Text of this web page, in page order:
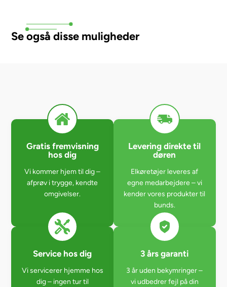
Se også disse muligheder
Gratis fremvisning
hos dig
Vi kommer hjem til dig –
afprøv i trygge, kendte
omgivelser.
Levering direkte til
døren
Elkøretøjer leveres af
egne medarbejdere – vi
kender vores produkter til
bunds.
Service hos dig
Vi servicerer hjemme hos
dig – ingen tur til
3 års garanti
3 år uden bekymringer –
vi udbedrer fejl på din